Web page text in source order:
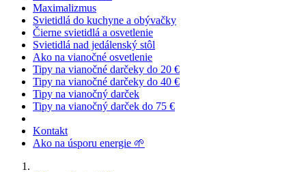
Maximalizmus
Svietidlá do kuchyne a obývačky
Čierne svietidlá a osvetlenie
Svietidlá nad jedálenský stôl
Ako na vianočné osvetlenie
Tipy na vianočné darčeky do 20 €
Tipy na vianočné darčeky do 40 €
Tipy na vianočný darček
Tipy na vianočný darček do 75 €
Kontakt
Ako na úsporu energie 🌱